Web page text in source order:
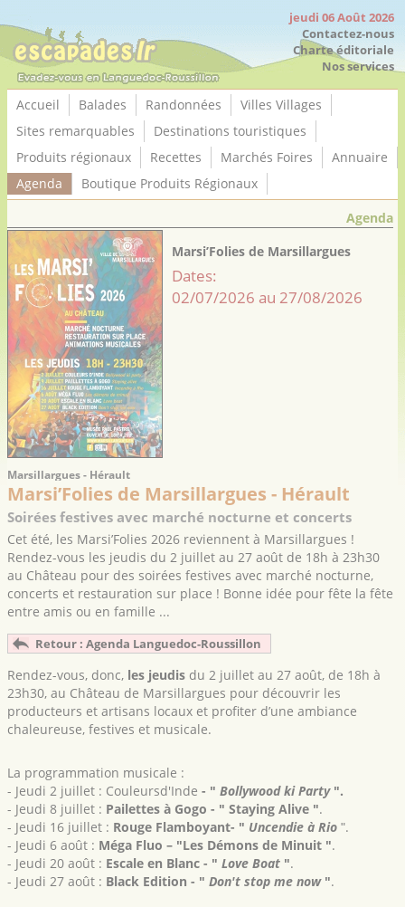
jeudi 06 Août 2026
Contactez-nous
Charte éditoriale
Nos services
Accueil Balades Randonnées
Villes Villages
Sites remarquables
Destinations touristiques
Produits régionaux
Recettes Marchés Foires
Annuaire
Agenda
Boutique Produits Régionaux
Agenda
Marsi’Folies de Marsillargues
Dates:
02/07/2026 au 27/08/2026
Marsillargues - Hérault
Marsi’Folies de Marsillargues - Hérault
Soirées festives avec marché nocturne et concerts
Cet été, les Marsi’Folies 2026 reviennent à Marsillargues !
Rendez-vous les jeudis du 2 juillet au 27 août de 18h à 23h30
au Château pour des soirées festives avec marché nocturne,
concerts et restauration sur place ! Bonne idée pour fête la fête
entre amis ou en famille ...
Retour : Agenda Languedoc-Roussillon
Rendez-vous, donc, les jeudis du 2 juillet au 27 août, de 18h à
23h30, au Château de Marsillargues pour découvrir les
producteurs et artisans locaux et profiter d’une ambiance
chaleureuse, festives et musicale.
La programmation musicale :
- Jeudi 2 juillet : Couleursd'Inde - ʺ Bollywood ki Partyʺ.
- Jeudi 8 juillet : Pailettes à Gogo - ʺ Staying Alive ʺ.
- Jeudi 16 juillet : Rouge Flamboyant- ʺ Uncendie à Rio ʺ.
- Jeudi 6 août : Méga Fluo – ʺLes Démons de Minuit ʺ.
- Jeudi 20 août : Escale en Blanc - ʺ Love Boat ʺ.
- Jeudi 27 août : Black Edition - ʺ Don't stop me now ʺ.